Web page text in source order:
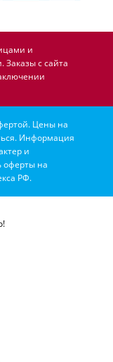
и
с сайта
Цены на
Информация
и
оферты на
РФ.